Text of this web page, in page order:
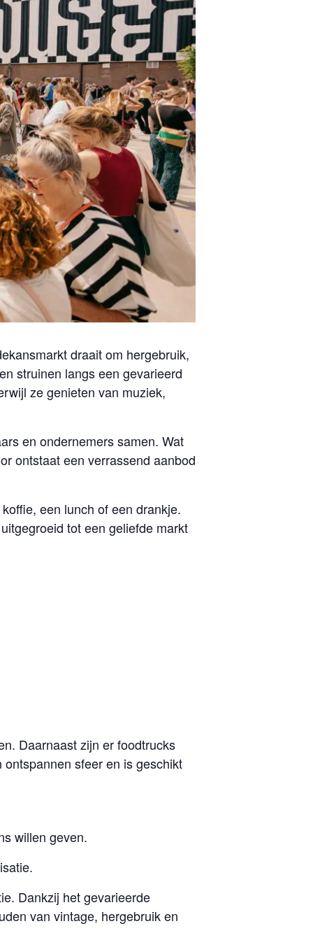
draait om hergebruik,
struinen langs een gevarieerd
ze genieten van muziek,
en ondernemers samen. Wat
ontstaat een verrassend aanbod
een lunch of een drankje.
tot een geliefde markt
Daarnaast zijn er foodtrucks
sfeer en is geschikt
willen geven.
Dankzij het gevarieerde
van vintage, hergebruik en